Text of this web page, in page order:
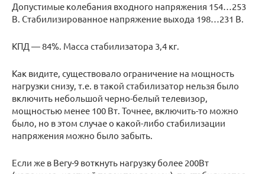
Допустимые колебания входного напряжения 154…253
В. Стабилизированное напряжение выхода 198…231 В.
КПД — 84%. Масса стабилизатора 3,4 кг.
Как видите, существовало ограничение на мощность
нагрузки снизу, т.е. в такой стабилизатор нельзя было
включить небольшой черно-белый телевизор,
мощностью менее 100 Вт. Точнее, включить-то можно
было, но в этом случае о какой-либо стабилизации
напряжения можно было забыть.
Если же в Вегу-9 воткнуть нагрузку более 200Вт